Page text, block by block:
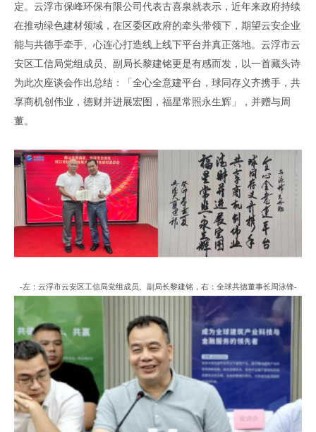
定 。云浮市保峰环保有限公司代表古喜泉就表示 ， 近年来政府持续
在推动绿色建材领域 ， 在区委区政府的牵头带领下 ， 期望云安企业
能与共德手牵手、心连心打造线上线下平台并真正落地。云浮市云
安区工信局党组成员、副局长黎建铭更是有感而发 ， 以一首藏头诗
为此次座谈会作出总结 ： 「 全心全意建平台，球同存义齐携手，共
享商机创伟业，德财并进展宏图，福星常照永生辉 」， 并赠与周
董。
-左：云浮市云安区工信局党组成员、副局长黎建铭，右：全球共德董事长周泳锋-